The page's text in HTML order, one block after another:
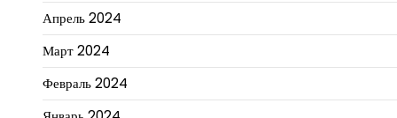
Апрель 2024
Март 2024
Февраль 2024